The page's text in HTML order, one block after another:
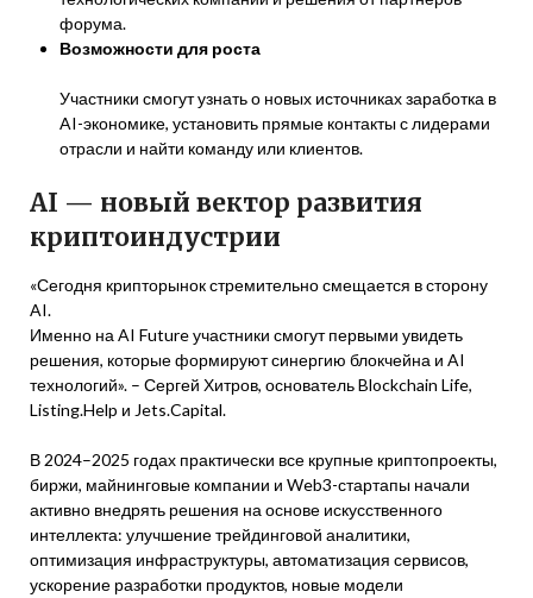
форума.
Возможности для роста
Участники смогут узнать о новых источниках заработка в
AI-экономике, установить прямые контакты с лидерами
отрасли и найти команду или клиентов.
AI — новый вектор развития
криптоиндустрии
«Сегодня крипторынок стремительно смещается в сторону
AI.
Именно на AI Future участники смогут первыми увидеть
решения, которые формируют синергию блокчейна и AI
технологий». – Сергей Хитров, основатель Blockchain Life,
Listing.Help и Jets.Capital.
В 2024–2025 годах практически все крупные криптопроекты,
биржи, майнинговые компании и Web3-стартапы начали
активно внедрять решения на основе искусственного
интеллекта: улучшение трейдинговой аналитики,
оптимизация инфраструктуры, автоматизация сервисов,
ускорение разработки продуктов, новые модели